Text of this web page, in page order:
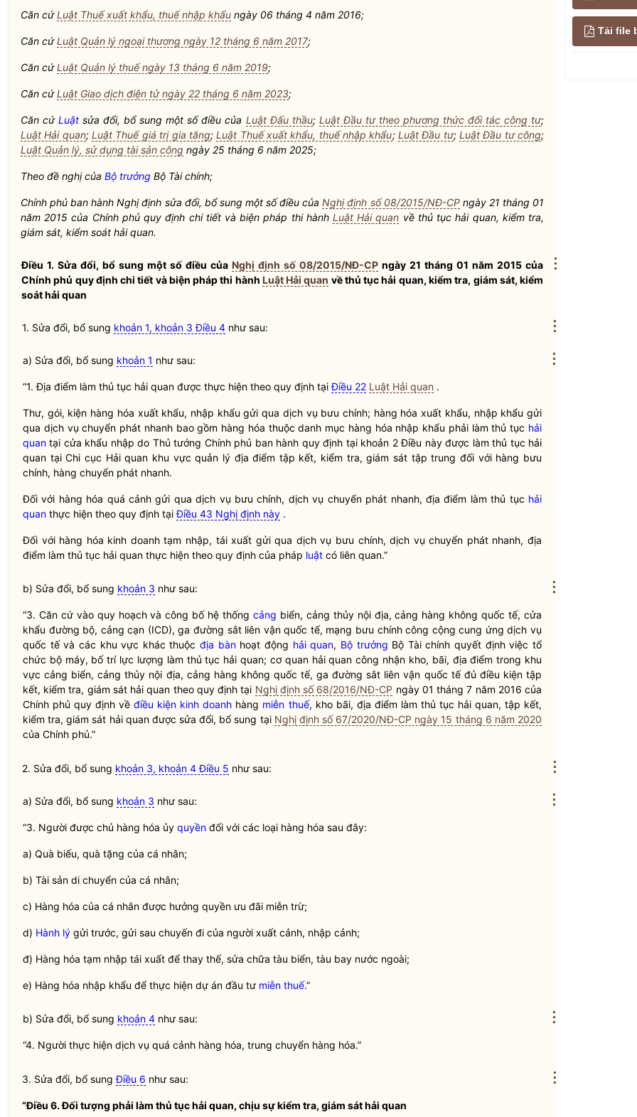
Căn cứLuật Thuế xuất khẩu, thuế nhập khẩu ngày 06 tháng 4 năm 2016;
Căn cứLuật Quản lý ngoại thương ngày 12 tháng 6 năm 2017;
Căn cứLuật Quản lý thuế ngày 13 tháng 6 năm 2019;
Căn cứLuật Giao dịch điện tử ngày 22 tháng 6 năm 2023;
Căn cứLuật sửa đổi, bổ sung một số điều của Luật Đấu thầu; Luật Đầu tư theo phương thức đối tác công tư;
Luật Hải quan;Luật Thuế giá trị gia tăng;Luật Thuế xuất khẩu, thuế nhập khẩu; Luật Đầu tư; Luật Đầu tư công;
Luật Quản lý, sử dụng tài sản công ngày 25 tháng 6 năm 2025;
Theo đề nghị của Bộ trưởng Bộ Tài chính;
Chính phủ ban hành Nghị định sửa đổi, bổ sung một số điều củaNghị định số 08/2015/NĐ-CPngày 21 tháng 01
năm 2015 của Chính phủ quy định chi tiết và biện pháp thi hànhLuật Hải quan về thủ tụchải quan, kiểm tra,
giám sát, kiểm soát hải quan.
Điều 1. Sửa đổi, bổ sung một số điều của Nghị định số 08/2015/NĐ-CP ngày 21 tháng 01 năm 2015 của
Chính phủ quy định chi tiết và biện pháp thi hành Luật Hải quan về thủ tụchải quan, kiểm tra, giám sát, kiểm
soáthải quan
1. Sửa đổi, bổ sung khoản 1, khoản 3 Điều 4 như sau:
a) Sửa đổi, bổ sung khoản 1 như sau:
“1. Địa điểm làm thủ tục hải quan được thực hiện theo quy định tạiĐiều 22 Luật Hải quan .
Thư, gói, kiện hàng hóa xuất khẩu, nhập khẩu gửi qua dịch vụ bưu chính; hàng hóa xuất khẩu, nhập khẩu gửi
qua dịch vụ chuyển phát nhanh bao gồm hàng hóa thuộc danh mục hàng hóa nhập khẩu phải làm thủ tục hải
quan tại cửa khẩu nhập do Thủ tướng Chính phủ ban hành quy định tại khoản 2 Điều này được làm thủ tục hải
quan tại Chi cục Hải quan khu vực quản lý địa điểm tập kết, kiểm tra, giám sát tập trung đối với hàng bưu
chính, hàng chuyển phát nhanh.
Đối với hàng hóa quá cảnh gửi qua dịch vụ bưu chính, dịch vụ chuyển phát nhanh, địa điểm làm thủ tục hải
quan thực hiện theo quy định tạiĐiều 43 Nghị định này .
Đối với hàng hóa kinh doanh tạm nhập, tái xuất gửi qua dịch vụ bưu chính, dịch vụ chuyển phát nhanh, địa
điểm làm thủ tục hải quan thực hiện theo quy định của pháp luật có liên quan.”
b) Sửa đổi, bổ sung khoản 3 như sau:
“3. Căn cứ vào quy hoạch và công bố hệ thống cảng biển, cảng thủy nội địa,cảng hàng không quốc tế, cửa
khẩu đường bộ, cảng cạn (ICD), ga đường sắt liên vận quốc tế, mạng bưu chính công cộng cung ứng dịch vụ
quốc tế và các khu vực khác thuộcđịa bànhoạt động hải quan, Bộ trưởng Bộ Tài chính quyết định việc tổ
chức bộ máy, bố trí lực lượng làm thủ tục hải quan; cơ quan hải quan công nhận kho, bãi, địa điểm trong khu
vựccảng biển,cảng thủy nội địa, cảng hàng không quốc tế, ga đường sắt liên vận quốc tế đủ điều kiện tập
kết, kiểm tra, giám sát hải quan theo quy định tại Nghị định số 68/2016/NĐ-CP ngày 01 tháng 7 năm 2016 của
Chính phủ quy định vềđiều kiện kinh doanh hàng miễn thuế, kho bãi, địa điểm làm thủ tục hải quan, tập kết,
kiểm tra, giám sát hải quanđược sửa đổi, bổ sung tại Nghị định số 67/2020/NĐ-CP ngày 15 tháng 6 năm 2020
của Chính phủ.”
2. Sửa đổi, bổ sung khoản 3, khoản 4 Điều 5 như sau:
a) Sửa đổi, bổ sung khoản 3 như sau:
“3. Người được chủ hàng hóa ủy quyền đối với các loại hàng hóa sau đây:
a) Quà biếu, quà tặng của cá nhân;
b) Tài sản di chuyển của cá nhân;
c) Hàng hóa của cá nhân được hưởng quyền ưu đãi miễn trừ;
d) Hành lý gửi trước, gửi sau chuyến đi của người xuất cảnh, nhập cảnh;
đ) Hàng hóa tạm nhập tái xuất để thay thế, sửa chữa tàu biển, tàu bay nước ngoài;
e) Hàng hóa nhập khẩu để thực hiện dự án đầu tư miễn thuế.”
b) Sửa đổi, bổ sung khoản 4 như sau:
“4. Người thực hiện dịch vụ quá cảnh hàng hóa, trung chuyển hàng hóa.”
3. Sửa đổi, bổ sungĐiều 6 như sau:
“Điều 6. Đối tượng phải làm thủ tụchải quan, chịu sự kiểm tra, giám sáthải quan
Tải file
⋮
⋮
⋮
⋮
⋮
⋮
⋮
⋮